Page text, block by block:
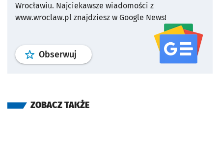
Wrocławiu. Najciekawsze wiadomości z
www.wroclaw.pl znajdziesz w Google News!
Obserwuj profil serwisu
ZOBACZ TAKŻE